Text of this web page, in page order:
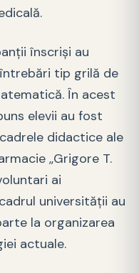
înscrişi au
tip grilă de
În acest
elevii au fost
didactice ale
,,Grigore T.
ai
universităţii au
la organizarea
actuale.